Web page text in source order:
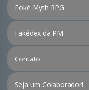
Poké Myth RPG
Fakédex da PM
Contato
Seja um Colaborador!